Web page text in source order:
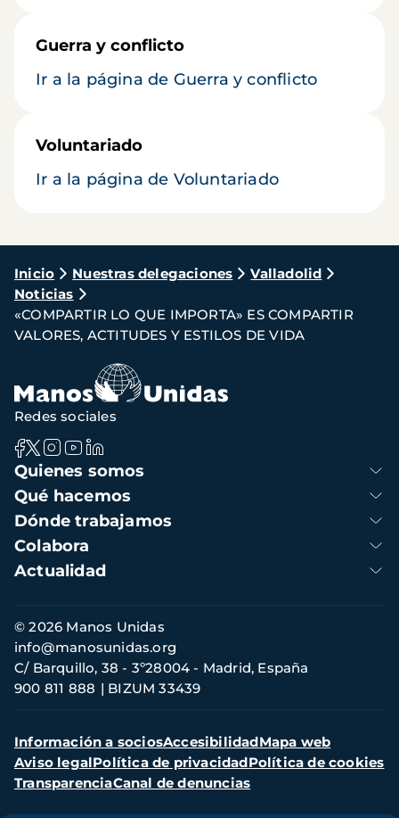
Guerra y conflicto
Ir a la página de Guerra y conflicto
Voluntariado
Ir a la página de Voluntariado
Ruta
de
navegación
Inicio Nuestras delegaciones
Valladolid
Noticias
«COMPARTIR LO QUE IMPORTA» ES COMPARTIR
VALORES, ACTITUDES Y ESTILOS DE VIDA
Navegación
principal
Quienes somos
Qué hacemos
Dónde trabajamos
Colabora
Actualidad
Redes sociales
Información
de
contacto
© 2026 Manos Unidas
C/ Barquillo, 38 - 3º28004 - Madrid, España
900 811 888
BIZUM 33439
info@manosunidas.org
Menú
secundario
Información a sociosAccesibilidadMapa web
Aviso legalPolítica de privacidadPolítica de cookies
TransparenciaCanal de denuncias